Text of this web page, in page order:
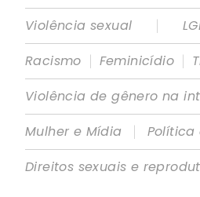
Violência sexual
|
Racismo | Feminicídio |
Violência de gênero na
Mulher e Mídia
|
Política
Direitos sexuais e